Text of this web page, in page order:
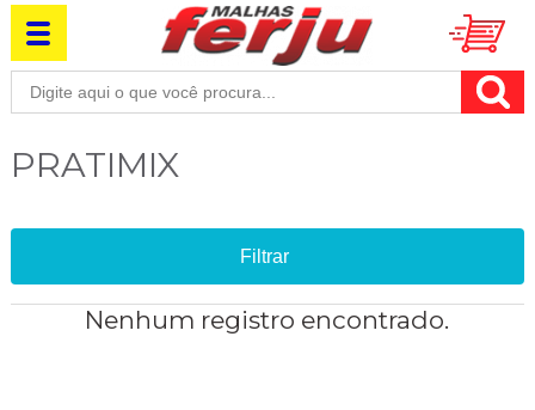
PRATIMIX
Filtrar
Nenhum registro encontrado.